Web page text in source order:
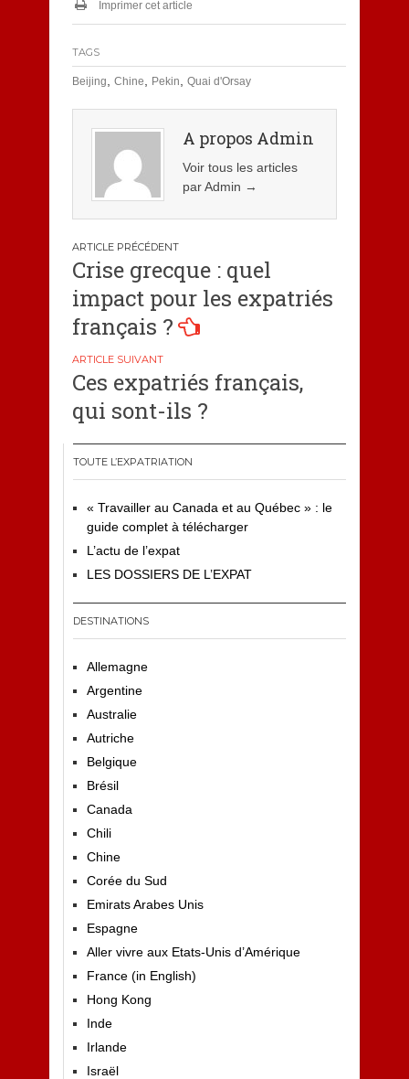
Imprimer cet article
TAGS
Beijing Chine Pekin Quai d'Orsay
A propos Admin
Voir tous les articles
par Admin →
Navigation
de
l’article
Crise grecque : quel
impact pour les expatriés
français ?
Ces expatriés français,
qui sont-ils ?
TOUTE L’EXPATRIATION
« Travailler au Canada et au Québec » : le
guide complet à télécharger
L’actu de l’expat
LES DOSSIERS DE L’EXPAT
DESTINATIONS
Allemagne
Argentine
Australie
Autriche
Belgique
Brésil
Canada
Chili
Chine
Corée du Sud
Emirats Arabes Unis
Espagne
Aller vivre aux Etats-Unis d’Amérique
France (in English)
Hong Kong
Inde
Irlande
Israël